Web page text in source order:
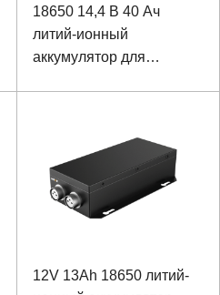
18650 14,4 В 40 Ач
литий-ионный
аккумулятор для
12V 13Ah 18650 литий-